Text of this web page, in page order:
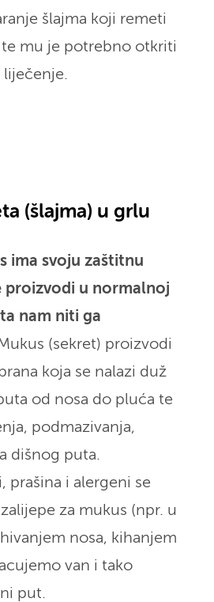
šlajma koji remeti
mu je potrebno otkriti
(šlajma) u grlu
ima svoju zaštitnu
proizvodi u normalnoj
nam niti ga
(sekret) proizvodi
koja se nalazi duž
od nosa do pluća te
podmazivanja,
dišnog puta.
prašina i alergeni se
za mukus (npr. u
nosa, kihanjem
van i tako
put.